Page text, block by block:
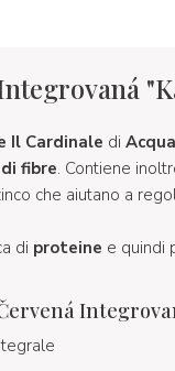
Il Cardinale di
fibre. Contiene
che aiutano a
di proteine e quindi